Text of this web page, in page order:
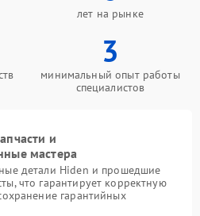
лет на рынке
3
минимальный опыт работы
специалистов
и
мастера
детали Hiden и прошедшие
что гарантирует корректную
гарантийных